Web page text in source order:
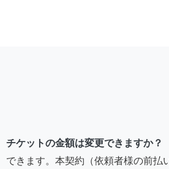
チケットの金額は変更できますか？
できます。本契約（依頼者様の前払